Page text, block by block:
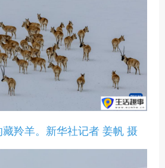
羚羊。新华社记者 姜帆 摄